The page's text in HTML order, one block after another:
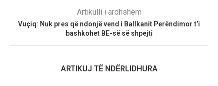
Artikulli i ardhshëm
Vuçiq: Nuk pres që ndonjë vend i Ballkanit Perëndimor t’i
bashkohet BE-së së shpejti
ARTIKUJ TË NDËRLIDHURA